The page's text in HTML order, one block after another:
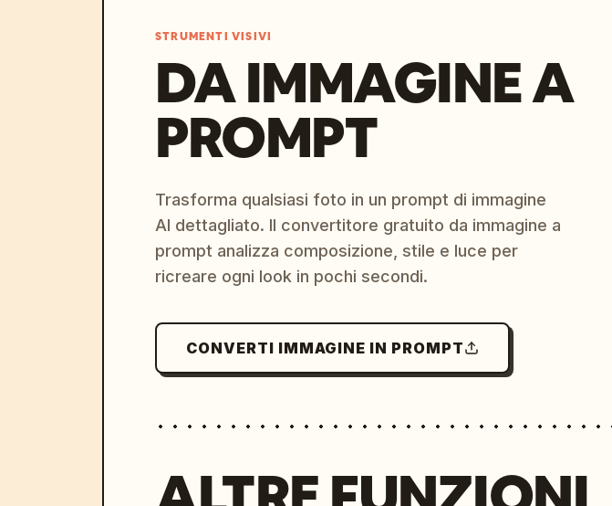
STRUMENTI VISIVI
DA IMMAGINE A
PROMPT
Trasforma qualsiasi foto in un prompt di immagine
AI dettagliato. Il convertitore gratuito da immagine a
prompt analizza composizione, stile e luce per
ricreare ogni look in pochi secondi.
CONVERTI IMMAGINE IN PROMPT